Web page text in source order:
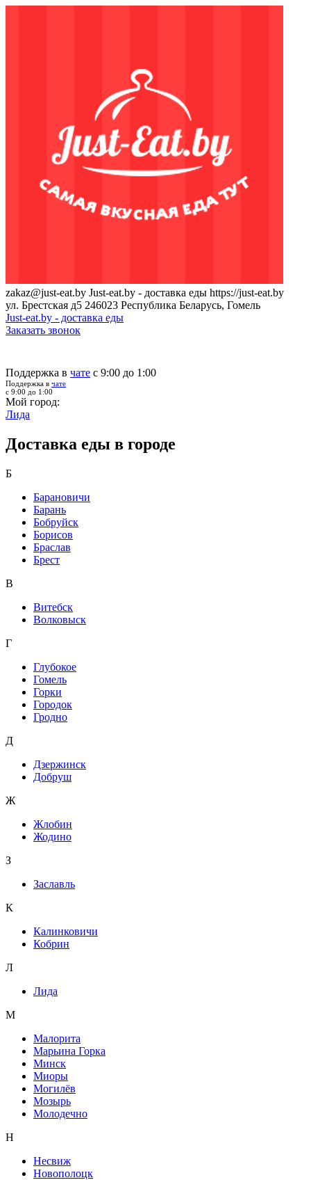
zakaz@just-eat.by Just-eat.by - доставка еды https://just-eat.by
ул. Брестская д5 246023 Республика Беларусь, Гомель
Just-eat.by - доставка еды
Заказать звонок
Поддержка в чате с 9:00 до 1:00
Поддержка в чате
с 9:00 до 1:00
Мой город:
Лида
Доставка еды в городе
Б
Барановичи
Барань
Бобруйск
Борисов
Браслав
Брест
В
Витебск
Волковыск
Г
Глубокое
Гомель
Горки
Городок
Гродно
Д
Дзержинск
Добруш
Ж
Жлобин
Жодино
З
Заславль
К
Калинковичи
Кобрин
Л
Лида
М
Малорита
Марьина Горка
Минск
Миоры
Могилёв
Мозырь
Молодечно
Н
Несвиж
Новополоцк